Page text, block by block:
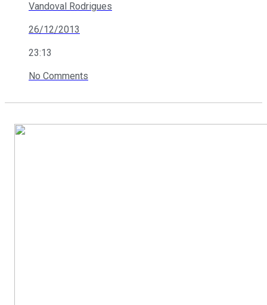
Vandoval Rodrigues
26/12/2013
23:13
No Comments